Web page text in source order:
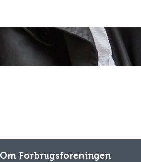
Om Forbrugsforeningen